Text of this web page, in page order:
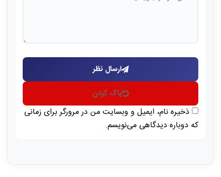
ارسال نظر
پاک کردن
ذخیره نام، ایمیل و وبسایت من در مرورگر برای زمانی
که دوباره دیدگاهی می‌نویسم.